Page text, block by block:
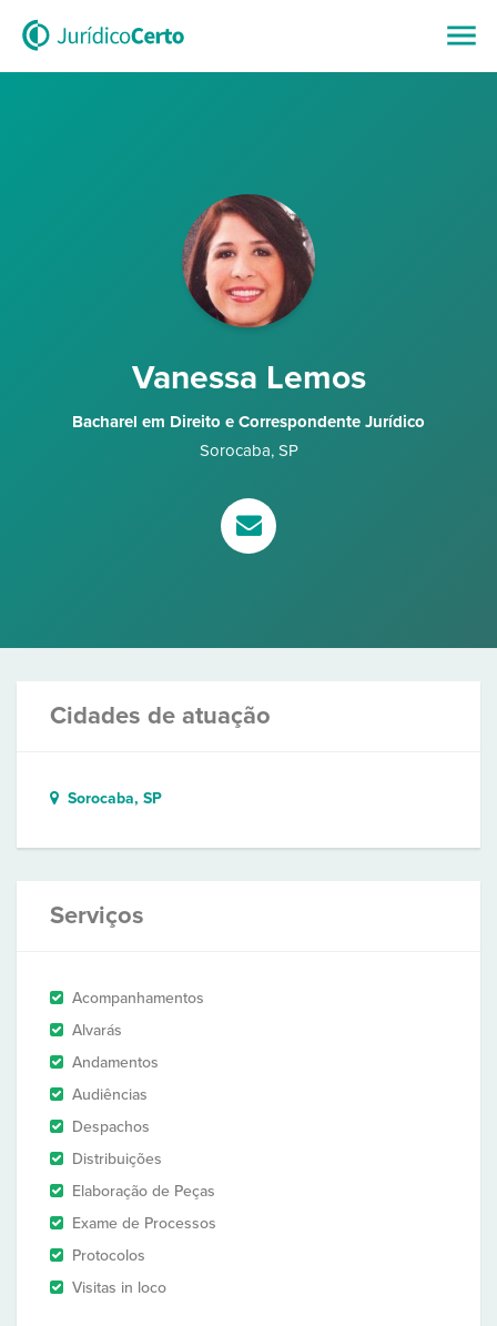
Vanessa Lemos
Bacharel em Direito e Correspondente Jurídico
Sorocaba, SP
Cidades de atuação
Sorocaba, SP
Serviços
Acompanhamentos
Alvarás
Andamentos
Audiências
Despachos
Distribuições
Elaboração de Peças
Exame de Processos
Protocolos
Visitas in loco